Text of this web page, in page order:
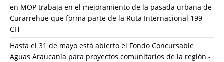
en MOP trabaja en el mejoramiento de la pasada urbana de
Curarrehue que forma parte de la Ruta Internacional 199-
CH
Hasta el 31 de mayo está abierto el Fondo Concursable
Aguas Araucanía para proyectos comunitarios de la región -